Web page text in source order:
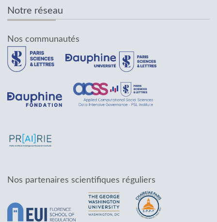
Notre réseau
Nos communautés
Nos partenaires scientifiques réguliers